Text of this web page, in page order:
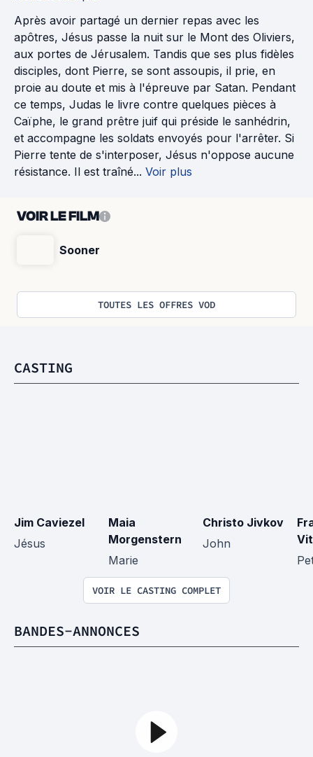
Après avoir partagé un dernier repas avec les
apôtres, Jésus passe la nuit sur le Mont des Oliviers,
aux portes de Jérusalem. Tandis que ses plus fidèles
disciples, dont Pierre, se sont assoupis, il prie, en
proie au doute et mis à l'épreuve par Satan. Pendant
ce temps, Judas le livre contre quelques pièces à
Caïphe, le grand prêtre juif qui préside le sanhédrin,
et accompagne les soldats envoyés pour l'arrêter. Si
Pierre tente de s'interposer, Jésus n'oppose aucune
résistance. Il est traîné... Voir plus
VOIR LE FILM
Sooner
TOUTES LES OFFRES VOD
CASTING
Jim Caviezel
Jésus
Maia
Morgenstern
Marie
Christo Jivkov
John
VOIR LE CASTING COMPLET
BANDES-ANNONCES